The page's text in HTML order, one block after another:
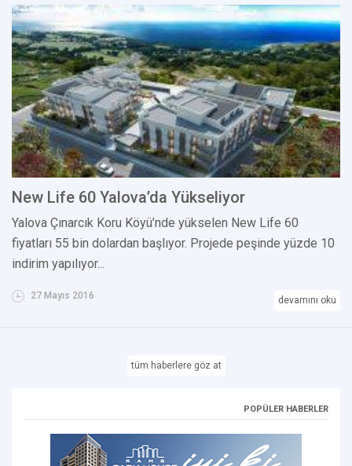
New Life 60 Yalova’da Yükseliyor
Yalova Çınarcık Koru Köyü’nde yükselen New Life 60
fiyatları 55 bin dolardan başlıyor. Projede peşinde yüzde 10
indirim yapılıyor...
27 Mayıs 2016 devamını oku
tüm haberlere göz at
POPÜLER HABERLER